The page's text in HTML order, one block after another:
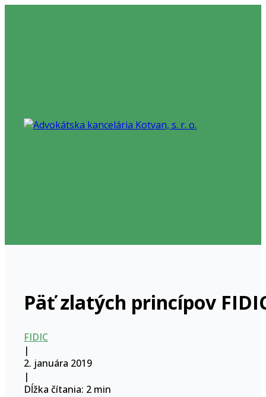
Päť zlatých princípov
FIDIC
|
2. januára 2019
|
Dĺžka čítania: 2 min